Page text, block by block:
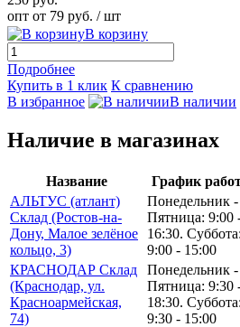
опт от 79 руб. / шт
В корзину
Подробнее
Купить в 1 клик К сравнению
В избранное
В наличии
Наличие в магазинах
Название График
АЛЬТУС (атлант)
Склад (Ростов-на-
Дону, Малое зелёное
кольцо, 3)
Понедельник -
Пятница: 9:00
16:30. Суббота:
9:00 - 15:00
КРАСНОДАР Склад
(Краснодар, ул.
Красноармейская,
74)
Понедельник -
Пятница: 9:30
18:30. Суббота:
9:30 - 15:00